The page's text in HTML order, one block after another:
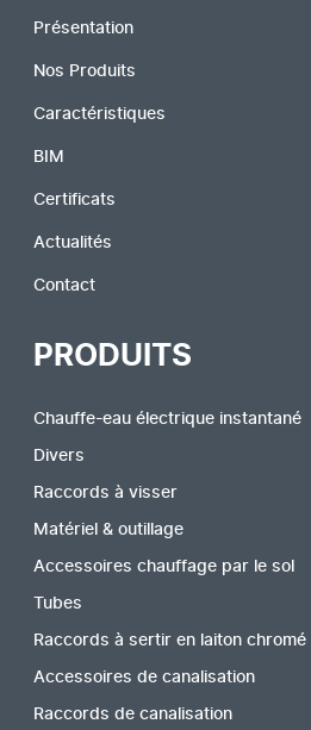
Présentation
Nos Produits
Caractéristiques
BIM
Certificats
Actualités
Contact
PRODUITS
Chauffe-eau électrique instantané
Divers
Raccords à visser
Matériel & outillage
Accessoires chauffage par le sol
Tubes
Raccords à sertir en laiton chromé
Accessoires de canalisation
Raccords de canalisation